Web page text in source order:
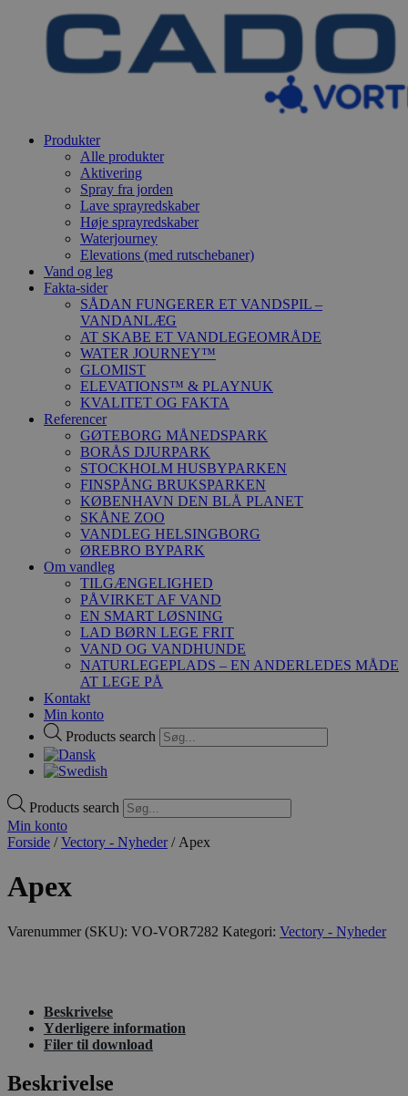
Produkter
Alle produkter
Aktivering
Spray fra jorden
Lave sprayredskaber
Høje sprayredskaber
Waterjourney
Elevations (med rutschebaner)
Vand og leg
Fakta-sider
SÅDAN FUNGERER ET VANDSPIL –
VANDANLÆG
AT SKABE ET VANDLEGEOMRÅDE
WATER JOURNEY™
GLOMIST
ELEVATIONS™ & PLAYNUK
KVALITET OG FAKTA
Referencer
GØTEBORG MÅNEDSPARK
BORÅS DJURPARK
STOCKHOLM HUSBYPARKEN
FINSPÅNG BRUKSPARKEN
KØBENHAVN DEN BLÅ PLANET
SKÅNE ZOO
VANDLEG HELSINGBORG
ØREBRO BYPARK
Om vandleg
TILGÆNGELIGHED
PÅVIRKET AF VAND
EN SMART LØSNING
LAD BØRN LEGE FRIT
VAND OG VANDHUNDE
NATURLEGEPLADS – EN ANDERLEDES MÅDE
AT LEGE PÅ
Kontakt
Min konto
Products search
Products search
Min konto
Forside /Vectory - Nyheder/ Apex
Apex
Varenummer (SKU): VO-VOR7282 Kategori: Vectory - Nyheder
Beskrivelse
Yderligere information
Filer til download
Beskrivelse